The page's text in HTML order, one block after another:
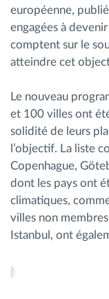
européenne,
engagées à
comptent sur le
atteindre cet
Le nouveau
et 100 villes ont
solidité de leurs
l’objectif. La liste
Copenhague,
dont les pays ont
climatiques,
villes non
Istanbul, ont